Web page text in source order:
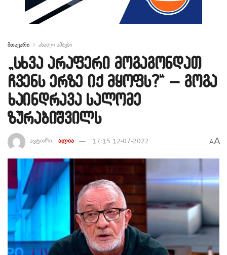
მთავარი ახალი ამბები
„სხვა არაფერი მოგაგონდათ
ჩვენს ერზე იქ მყოფს?“ – გოგა
ხაინდრავა სალომე
ზურაბიშვილს
ავტორი - ალია 17:15 12-07-2022 AA